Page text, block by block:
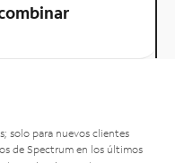
solo para nuevos clientes
de Spectrum en los últimos